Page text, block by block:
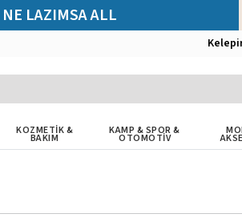
NE LAZIMSA ALL
KOZMETİK &
BAKIM
KAMP & SPOR &
OTOMOTİV